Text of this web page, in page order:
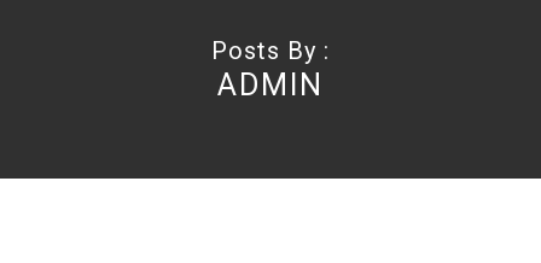
Posts By :
ADMIN